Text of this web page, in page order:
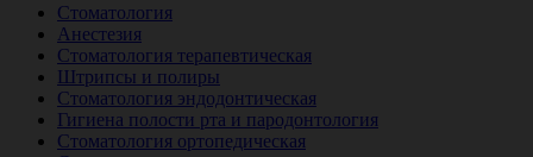
Стоматология
Анестезия
Стоматология терапевтическая
Штрипсы и полиры
Стоматология эндодонтическая
Гигиена полости рта и пародонтология
Стоматология ортопедическая